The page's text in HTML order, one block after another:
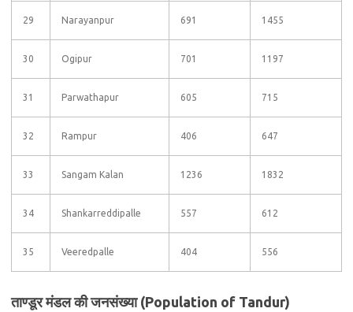
29 Narayanpur 691 1455
30 Ogipur 701 1197
31 Parwathapur 605 715
32 Rampur 406 647
33 Sangam Kalan 1236 1832
34 Shankarreddipalle 557 612
35 Veeredpalle 404 556
ताण्डूर मंडल की जनसंख्या (Population of Tandur)